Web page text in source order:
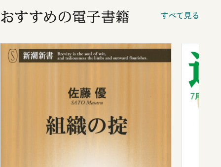
おすすめの電子書籍 すべて見る